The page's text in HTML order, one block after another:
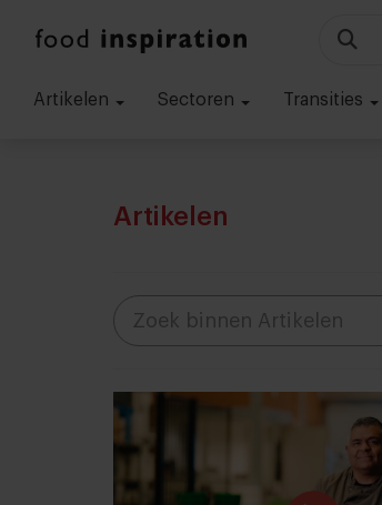
Artikelen Sectoren Transities
Artikelen